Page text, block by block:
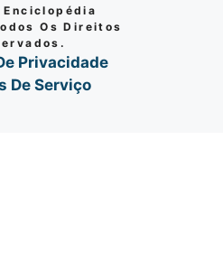
Os Direitos
Privacidade
De Serviço